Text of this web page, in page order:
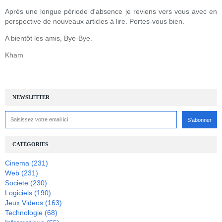
NEWSLETTER
CATÉGORIES
Cinema (231)
Web (231)
Societe (230)
Logiciels (190)
Jeux Videos (163)
Technologie (68)
Après une longue période d'absence je reviens vers vous avec en
perspective de nouveaux articles à lire. Portes-vous bien.
A bientôt les amis, Bye-Bye.
Kham